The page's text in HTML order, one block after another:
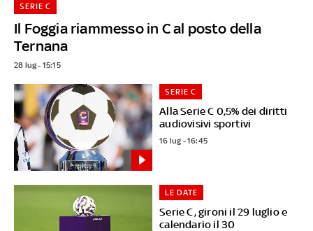
Il Foggia riammesso in C al posto della
Ternana
SERIE C
28 lug - 15:15
Alla Serie C 0,5% dei diritti
audiovisivi sportivi
SERIE C
16 lug - 16:45
Serie C, gironi il 29 luglio e
calendario il 30
LE DATE